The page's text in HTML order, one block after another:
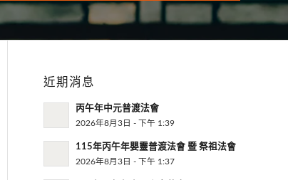
近期消息
丙午年中元普渡法會
2026年8月3日 - 下午 1:39
115年丙午年嬰靈普渡法會 暨 祭祖法會
2026年8月3日 - 下午 1:37